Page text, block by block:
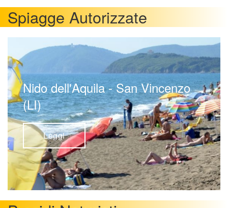
Spiagge Autorizzate
Nido dell'Aquila - San Vincenzo
(LI)
Leggi